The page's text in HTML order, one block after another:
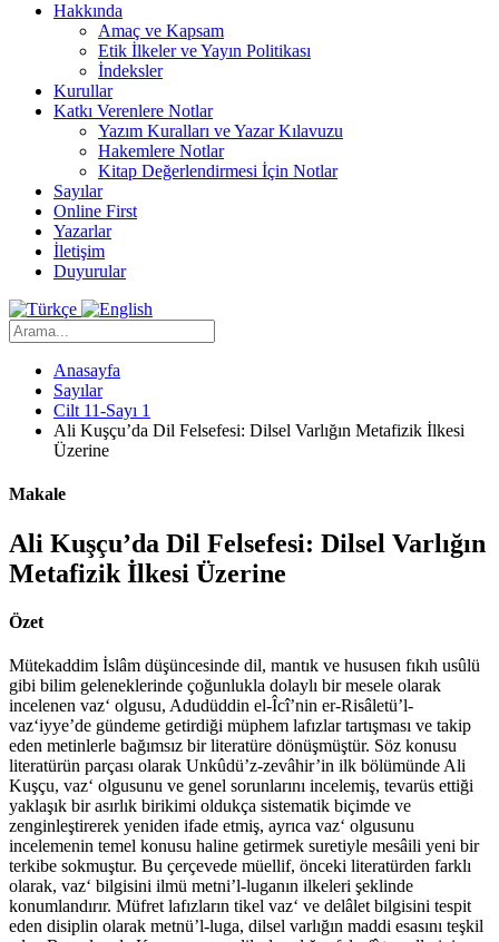
Hakkında
Amaç ve Kapsam
Etik İlkeler ve Yayın Politikası
İndeksler
Kurullar
Katkı Verenlere Notlar
Yazım Kuralları ve Yazar Kılavuzu
Hakemlere Notlar
Kitap Değerlendirmesi İçin Notlar
Sayılar
Online First
Yazarlar
İletişim
Duyurular
Anasayfa
Sayılar
Cilt 11-Sayı 1
Ali Kuşçu’da Dil Felsefesi: Dilsel Varlığın Metafizik İlkesi
Üzerine
Makale
Ali Kuşçu’da Dil Felsefesi: Dilsel Varlığın
Metafizik İlkesi Üzerine
Özet
Mütekaddim İslâm düşüncesinde dil, mantık ve hususen fıkıh usûlü
gibi bilim geleneklerinde çoğunlukla dolaylı bir mesele olarak
incelenen vaz‘ olgusu, Adudüddin el-Îcî’nin er-Risâletü’l-
vaz‘iyye’de gündeme getirdiği müphem lafızlar tartışması ve takip
eden metinlerle bağımsız bir literatüre dönüşmüştür. Söz konusu
literatürün parçası olarak Unkûdü’z-zevâhir’in ilk bölümünde Ali
Kuşçu, vaz‘ olgusunu ve genel sorunlarını incelemiş, tevarüs ettiği
yaklaşık bir asırlık birikimi oldukça sistematik biçimde ve
zenginleştirerek yeniden ifade etmiş, ayrıca vaz‘ olgusunu
incelemenin temel konusu haline getirmek suretiyle mesâili yeni bir
terkibe sokmuştur. Bu çerçevede müellif, önceki literatürden farklı
olarak, vaz‘ bilgisini ilmü metni’l-luganın ilkeleri şeklinde
konumlandırır. Müfret lafızların tikel vaz‘ ve delâlet bilgisini tespit
eden disiplin olarak metnü’l-luga, dilsel varlığın maddi esasını teşkil